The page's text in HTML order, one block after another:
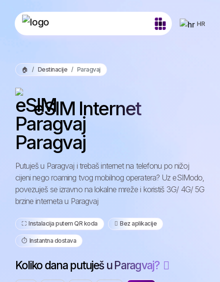
HR
🏠 Destinacije Paragvaj
eSIM Internet
Paragvaj
Putuješ u Paragvaj i trebaš internet na telefonu po nižoj
cijeni nego roaming tvog mobilnog operatera? Uz eSIModo,
povezuješ se izravno na lokalne mreže i koristiš 3G/ 4G/ 5G
brzine interneta u Paragvaj
⛶️️ Instalacija putem QR koda ️ Bez aplikacije
⏱️️ Instantna dostava
Koliko dana putuješ u Paragvaj?